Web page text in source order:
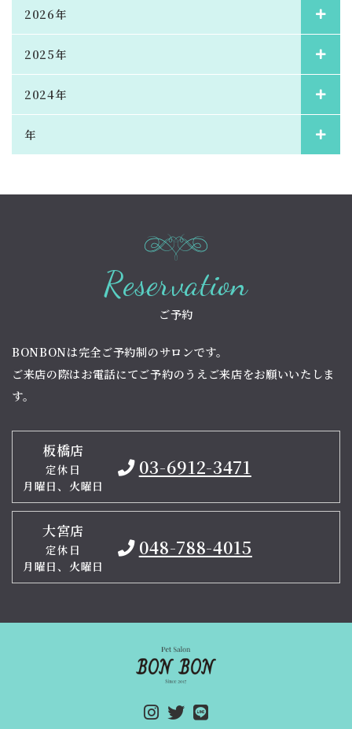
2026年
2025年
2024年
年
Reservation
ご予約
BONBONは完全ご予約制のサロンです。
ご来店の際はお電話にてご予約のうえご来店をお願いいたしま
す。
板橋店
定休日
月曜日、火曜日
03-6912-3471
大宮店
定休日
月曜日、火曜日
048-788-4015